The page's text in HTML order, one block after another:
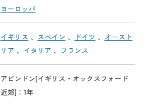
ヨーロッパ
イギリス 、 スペイン 、 ドイツ 、 オースト
リア 、 イタリア 、 フランス
アビンドン[イギリス・オックスフォード
近郊]：1年